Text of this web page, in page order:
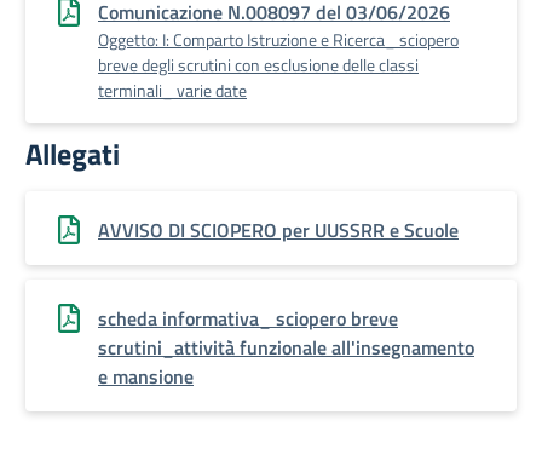
Comunicazione N.008097 del 03/06/2026
Oggetto: I: Comparto Istruzione e Ricerca_ sciopero
breve degli scrutini con esclusione delle classi
terminali_ varie date
Allegati
AVVISO DI SCIOPERO per UUSSRR e Scuole
scheda informativa_ sciopero breve
scrutini_attività funzionale all'insegnamento
e mansione